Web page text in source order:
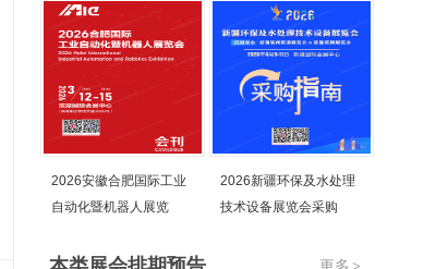
2026安徽合肥国际工业
自动化暨机器人展览
2026新疆环保及水处理
技术设备展览会采购